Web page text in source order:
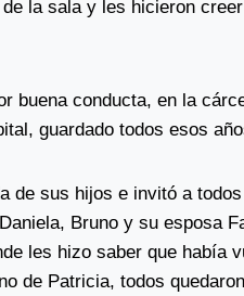
la sala y les hicieron
buena conducta, en la
guardado todos esos
de sus hijos e invitó a
Bruno y su esposa
les hizo saber que había
de Patricia, todos